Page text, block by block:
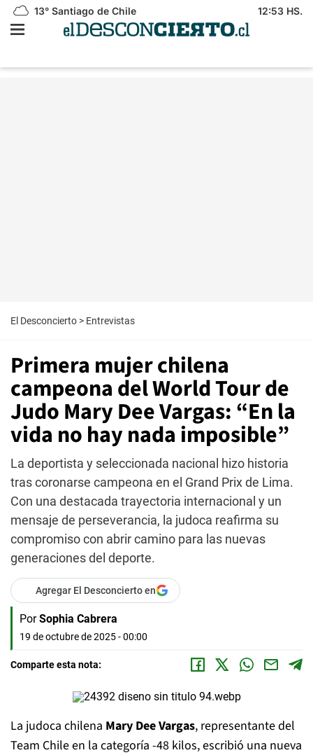
13° Santiago de Chile 12:53 HS.
El Desconcierto > Entrevistas
Primera mujer chilena
campeona del World Tour de
Judo Mary Dee Vargas: “En la
vida no hay nada imposible”
La deportista y seleccionada nacional hizo historia
tras coronarse campeona en el Grand Prix de Lima.
Con una destacada trayectoria internacional y un
mensaje de perseverancia, la judoca reafirma su
compromiso con abrir camino para las nuevas
generaciones del deporte.
Agregar El Desconcierto en
Por Sophia Cabrera
19 de octubre de 2025 - 00:00
Comparte esta nota:
La judoca chilena Mary Dee Vargas, representante del
Team Chile en la categoría -48 kilos, escribió una nueva